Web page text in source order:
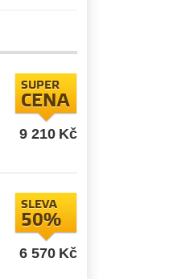
SUPER
CENA
9 210 Kč
SLEVA
50%
6 570 Kč